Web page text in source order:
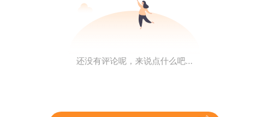
Multichain（MULT）原名AnySwap(ANY)，它是为链上
任意信息跨链交互而开发的基础设施，支持用户在任意两
成为Web3.0时代的「多链路由器」，允许用户在多条链
2020年7月20日，Multichain最早以AnySwap的形式构
还没有评论呢，来说点什么吧...